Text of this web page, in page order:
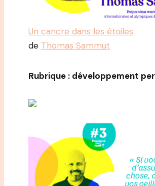
Un cancre dans les étoiles
de Thomas Sammut
Rubrique : développement